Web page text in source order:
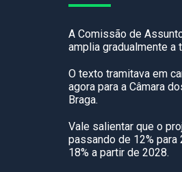
A Comissão de
amplia gradualmente
O texto tramitava em
agora para a Câmara
Braga.
Vale salientar que o
passando de 12% para
18% a partir de 2028.